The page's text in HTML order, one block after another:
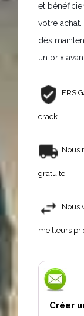
et
votre
dès
un prix
FRS
crack.
Nous
gratuite.
Nous
meilleurs
Créer